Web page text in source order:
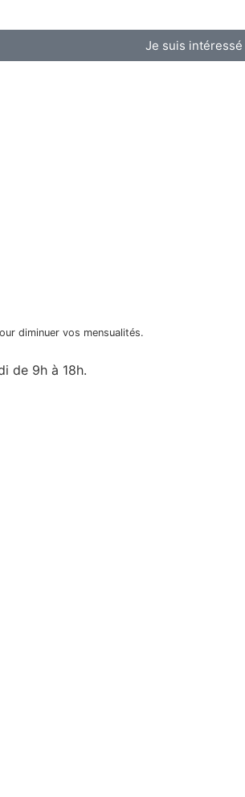
Je suis intéressé
diminuer vos mensualités.
de 9h à 18h.